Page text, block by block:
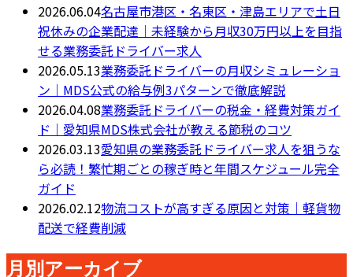
2026.06.04名古屋市港区・名東区・津島エリアで土日
祝休みの企業配達｜未経験から月収30万円以上を目指
せる業務委託ドライバー求人
2026.05.13業務委託ドライバーの月収シミュレーショ
ン｜MDS公式の給与例3パターンで徹底解説
2026.04.08業務委託ドライバーの税金・経費対策ガイ
ド｜愛知県MDS株式会社が教える節税のコツ
2026.03.13愛知県の業務委託ドライバー求人を狙うな
ら必読！繁忙期ごとの稼ぎ時と年間スケジュール完全
ガイド
2026.02.12物流コストが高すぎる原因と対策｜軽貨物
配送で経費削減
月別アーカイブ